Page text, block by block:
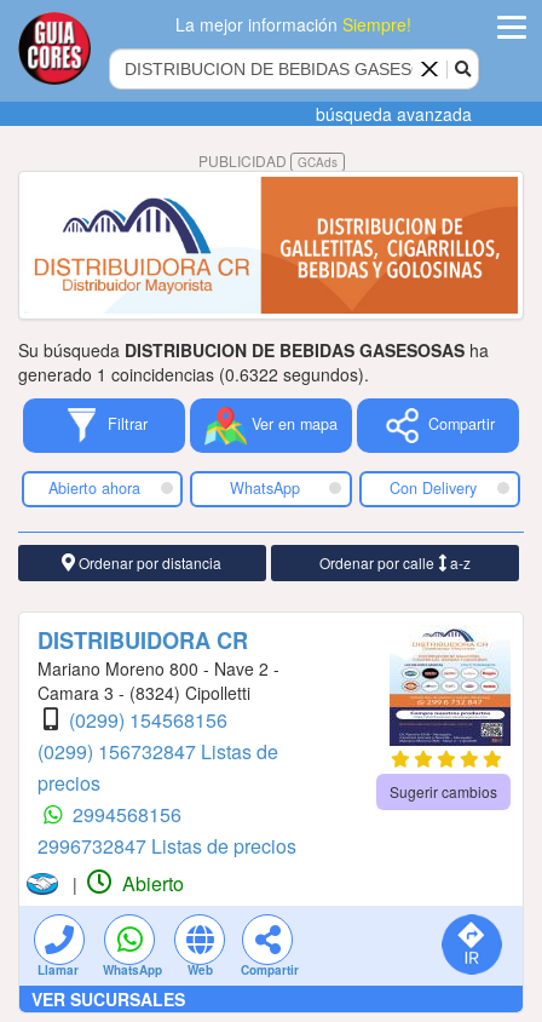
La mejor informaciónSiempre!
Agregar
empresa
Actualizar
datos
Publicidad
Tiendacores
Contactenos
búsqueda avanzada
PUBLICIDAD GCAds
Su búsqueda DISTRIBUCION DE BEBIDAS GASESOSAS ha
generado 1 coincidencias (0.6322 segundos).
Filtrar Ver en mapa Compartir
Abierto ahora WhatsApp Con Delivery
Ordenar por distancia Ordenar por calle a-z
DISTRIBUIDORA CR
Mariano Moreno 800 - Nave 2 -
Camara 3 - (8324) Cipolletti
(0299) 154568156
(0299) 156732847 Listas de
precios
2994568156
2996732847 Listas de precios
Sugerir cambios
| Abierto
Llamar WhatsApp Web Compartir
VER SUCURSALES